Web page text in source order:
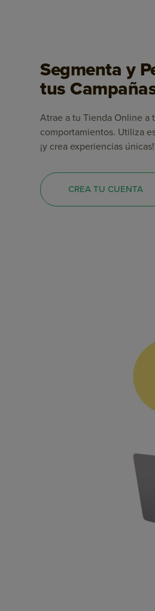
Segmenta y
tus
Atrae a tu Tienda Online a
comportamientos. Utiliza
¡y crea experiencias únicas!
CREA TU CUENTA